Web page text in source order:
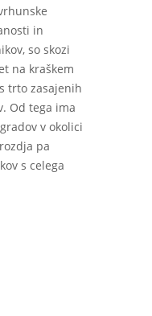
in
so skozi
na kraškem
trto zasajenih
Od tega ima
v okolici
pa
s celega